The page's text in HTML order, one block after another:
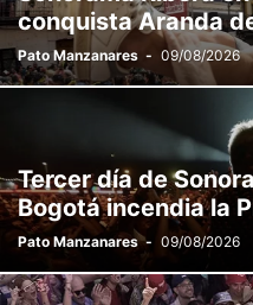
conquista Aranda
Pato Manzanares - 09/08/2026
Tercer día de
Bogotá incendia la
Pato Manzanares - 09/08/2026